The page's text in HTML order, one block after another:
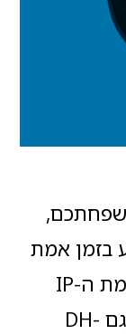
בזמן אמת
הן לא מותרות – הן הכרח. מצלמת ה-IP
החדשה מבית Provision-ISR דגם DH-